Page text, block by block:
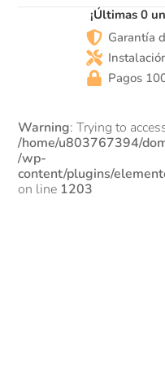
¡Últimas 0
Garantía
Pagos
Warning: Trying to
/home/u803767394/
/wp-
content/plugins/
on line 1203